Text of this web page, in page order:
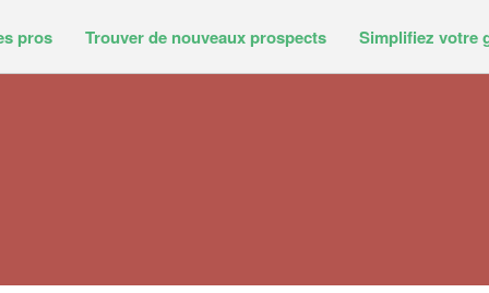
pros Trouver de nouveaux prospects Simplifiez votre